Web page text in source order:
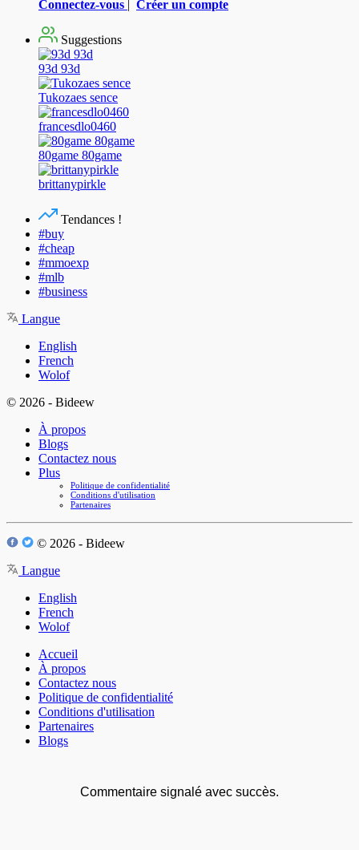
Connectez-vous Créer un compte
Suggestions
93d 93d
Tukozaes sence
francesdlo0460
80game 80game
brittanypirkle
Tendances !
#buy
#cheap
#mmoexp
#mlb
#business
Langue
English
French
Wolof
© 2026 - Bideew
À propos
Blogs
Contactez nous
Plus
Politique de confidentialité
Conditions d'utilisation
Partenaires
© 2026 - Bideew
Langue
English
French
Wolof
Accueil
À propos
Contactez nous
Politique de confidentialité
Conditions d'utilisation
Partenaires
Blogs
Commentaire signalé avec succès.